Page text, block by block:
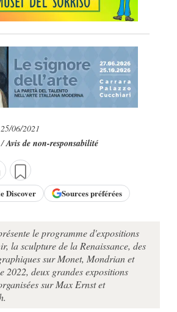
06/2021
/Avis de non-responsabilité
Discover Sources préférées
le programme d'expositions
la sculpture de la Renaissance, des
sur Monet, Mondrian et
2022, deux grandes expositions
sur Max Ernst et